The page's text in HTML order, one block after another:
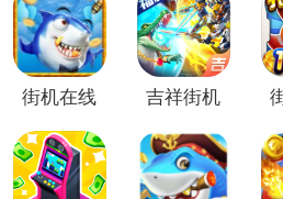
街机在线
吉祥街机